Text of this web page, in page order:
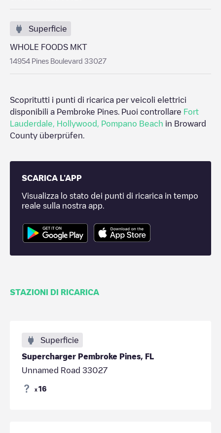
Superficie
WHOLE FOODS MKT
14954 Pines Boulevard 33027
Scopritutti i punti di ricarica per veicoli elettrici
disponibili a Pembroke Pines . Puoi controllare Fort
Lauderdale
Hollywood Pompano Beach in Broward
County überprüfen.
SCARICA L'APP
Visualizza lo stato dei punti di ricarica in tempo
reale sulla nostra app.
STAZIONI DI RICARICA
Superficie
Supercharger Pembroke Pines, FL
Unnamed Road 33027
x 16